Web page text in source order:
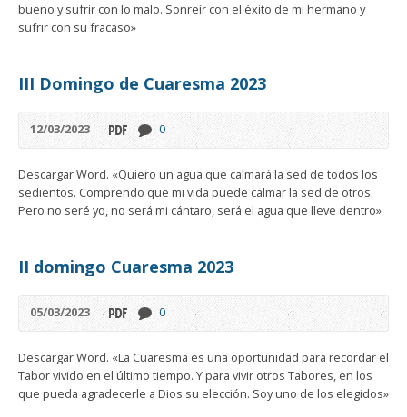
bueno y sufrir con lo malo. Sonreír con el éxito de mi hermano y
sufrir con su fracaso»
III Domingo de Cuaresma 2023
12/03/2023 0
Descargar Word. «Quiero un agua que calmará la sed de todos los
sedientos. Comprendo que mi vida puede calmar la sed de otros.
Pero no seré yo, no será mi cántaro, será el agua que lleve dentro»
II domingo Cuaresma 2023
05/03/2023 0
Descargar Word. «La Cuaresma es una oportunidad para recordar el
Tabor vivido en el último tiempo. Y para vivir otros Tabores, en los
que pueda agradecerle a Dios su elección. Soy uno de los elegidos»